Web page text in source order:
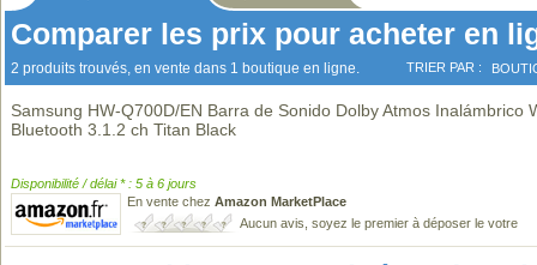
Comparer les prix pour acheter en
2 produits trouvés, en vente dans 1 boutique en ligne. TRIER PAR :
Samsung HW-Q700D/EN Barra de Sonido Dolby Atmos Inalámbrico
Bluetooth 3.1.2 ch Titan Black
Disponibilité / délai * : 5 à 6 jours
En vente chez Amazon MarketPlace
Aucun avis, soyez le premier à déposer le votre